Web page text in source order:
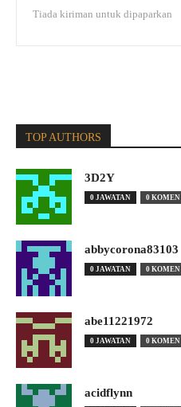
Tiada kiriman untuk dipaparkan
TOP AUTHORS
3D2Y
0 JAWATAN 0 KOMEN
abbycorona83103
0 JAWATAN 0 KOMEN
abe11221972
0 JAWATAN 0 KOMEN
acidflynn